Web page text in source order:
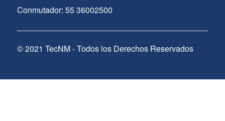
Conmutador: 55 36002500
© 2021 TecNM - Todos los Derechos Reservados